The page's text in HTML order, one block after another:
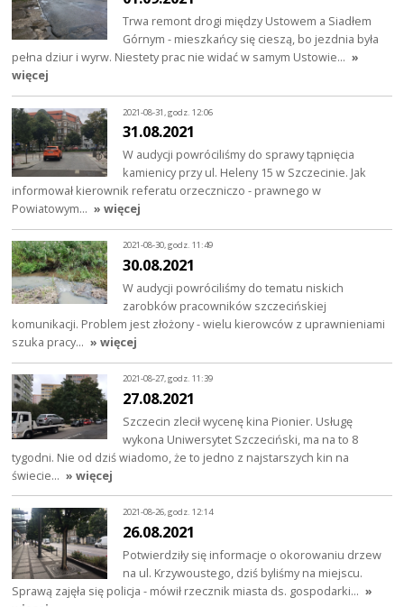
Trwa remont drogi między Ustowem a Siadłem
Górnym - mieszkańcy się cieszą, bo jezdnia była
pełna dziur i wyrw. Niestety prac nie widać w samym Ustowie… »
więcej
2021-08-31, godz. 12:06
31.08.2021
W audycji powróciliśmy do sprawy tąpnięcia
kamienicy przy ul. Heleny 15 w Szczecinie. Jak
informował kierownik referatu orzeczniczo - prawnego w
Powiatowym… » więcej
2021-08-30, godz. 11:49
30.08.2021
W audycji powróciliśmy do tematu niskich
zarobków pracowników szczecińskiej
komunikacji. Problem jest złożony - wielu kierowców z uprawnieniami
szuka pracy… » więcej
2021-08-27, godz. 11:39
27.08.2021
Szczecin zlecił wycenę kina Pionier. Usługę
wykona Uniwersytet Szczeciński, ma na to 8
tygodni. Nie od dziś wiadomo, że to jedno z najstarszych kin na
świecie… » więcej
2021-08-26, godz. 12:14
26.08.2021
Potwierdziły się informacje o okorowaniu drzew
na ul. Krzywoustego, dziś byliśmy na miejscu.
Sprawą zajęła się policja - mówił rzecznik miasta ds. gospodarki… »